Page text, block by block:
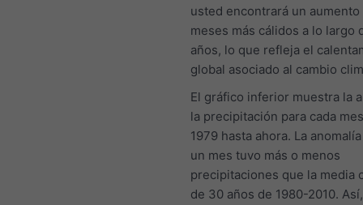
usted encontrará un
meses más cálidos a lo largo
años, lo que refleja el
global asociado al cambio
El gráfico inferior muestra la
la precipitación para cada
1979 hasta ahora. La
un mes tuvo más o menos
precipitaciones que la media
de 30 años de 1980-2010.